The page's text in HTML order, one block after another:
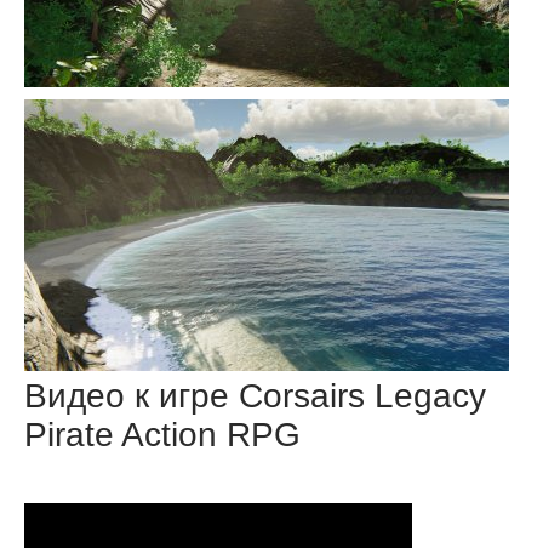
Видео к игре Corsairs Legacy
Pirate Action RPG